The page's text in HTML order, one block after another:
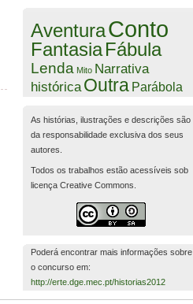
AventuraConto
FantasiaFábula
Lenda Mito Narrativa
histórica Outra Parábola
As histórias, ilustrações e descrições são
da responsabilidade exclusiva dos seus
autores.
Todos os trabalhos estão acessíveis sob
licença Creative Commons.
Poderá encontrar mais informações sobre
o concurso em:
http://erte.dge.mec.pt/historias2012